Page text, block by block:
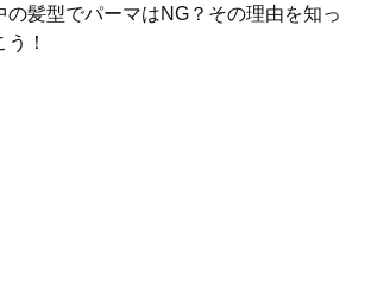
の髪型でパーマはNG？その理由を知っ
！